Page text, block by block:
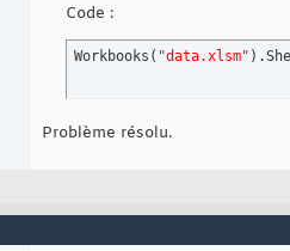
Code :
Workbooks ( "data.xlsm" )
Problème résolu.